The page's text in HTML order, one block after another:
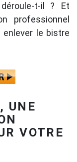
t-il ? Et
professionnel
enlever le bistre
UNE
VOTRE